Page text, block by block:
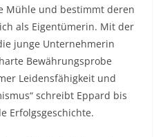
Mühle und bestimmt deren
als Eigentümerin. Mit der
junge Unternehmerin
Bewährungsprobe
Leidensfähigkeit und
schreibt Eppard bis
Erfolgsgeschichte.